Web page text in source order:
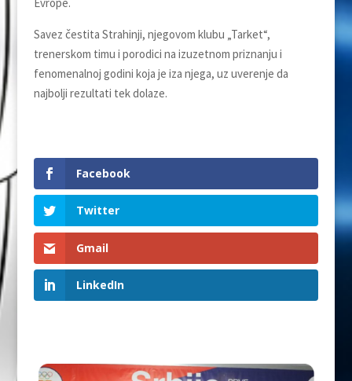
Savez čestita Strahinji, njegovom klubu „Tarket“,
trenerskom timu i porodici na izuzetnom priznanju i
fenomenalnoj godini koja je iza njega, uz uverenje da
najbolji rezultati tek dolaze.
Facebook
Twitter
Gmail
LinkedIn